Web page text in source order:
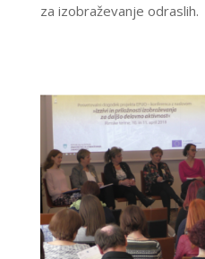
za izobraževanje odraslih.